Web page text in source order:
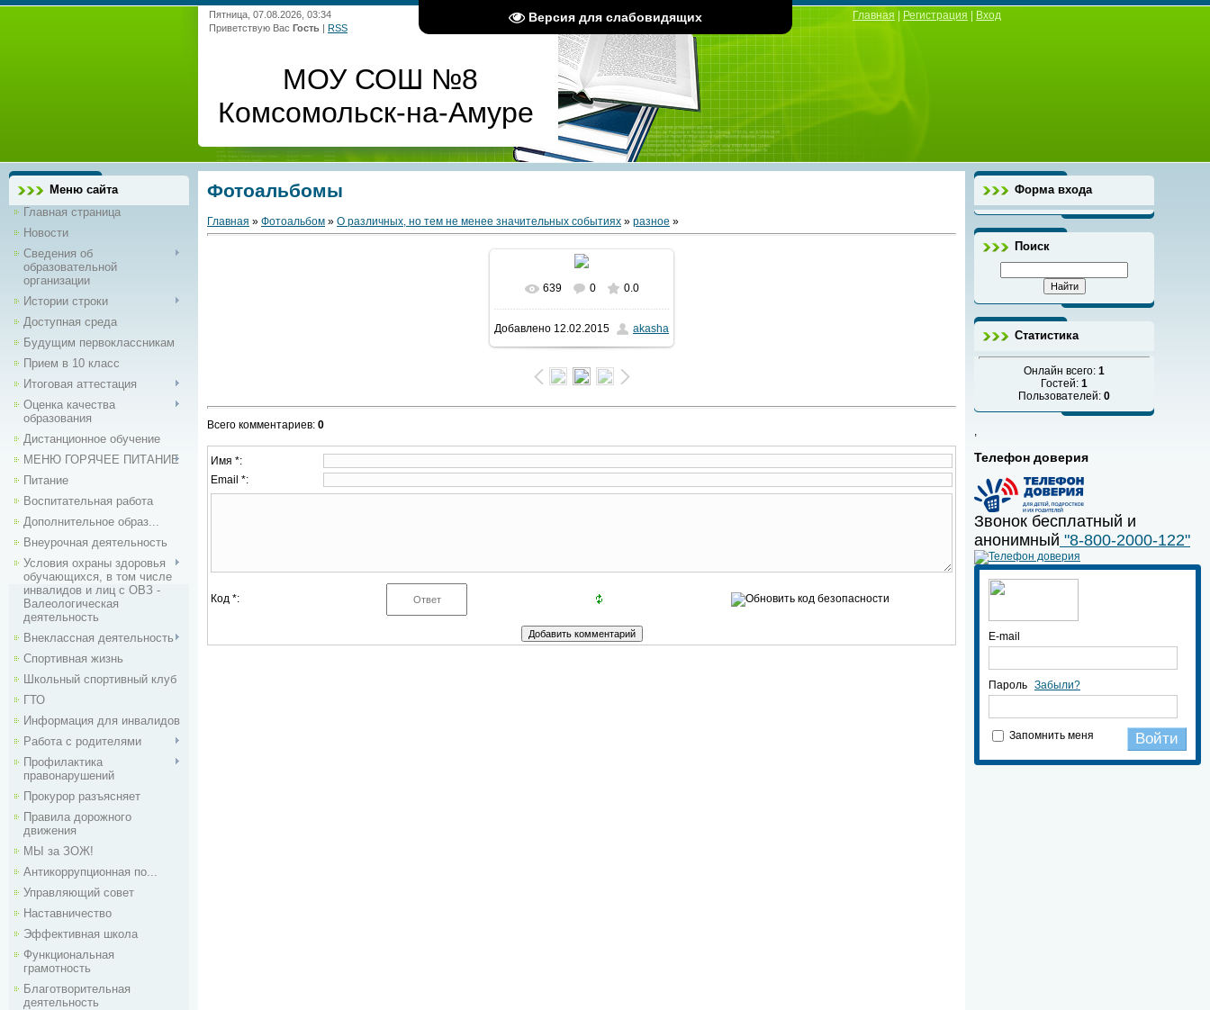
Версия для слабовидящих
Пятница, 07.08.2026, 03:34
Приветствую Вас Гость | RSS
МОУ СОШ №8
Комсомольск-на-Амуре
Главная Регистрация Вход
Меню сайта
Главная страница
Новости
Сведения об
образовательной
организации
Истории строки
Доступная среда
Будущим первоклассникам
Прием в 10 класс
Итоговая аттестация
Оценка качества
образования
Дистанционное обучение
МЕНЮ ГОРЯЧЕЕ ПИТАНИЕ
Питание
Воспитательная работа
Дополнительное образ...
Внеурочная деятельность
Условия охраны здоровья
обучающихся, в том числе
инвалидов и лиц с ОВЗ -
Валеологическая
деятельность
Внекласcная деятельность
Спортивная жизнь
Школьный спортивный клуб
ГТО
Информация для инвалидов
Работа с родителями
Профилактика
правонарушений
Прокурор разъясняет
Правила дорожного
движения
МЫ за ЗОЖ!
Антикоррупционная по...
Управляющий совет
Наставничество
Эффективная школа
Функциональная
грамотность
Благотворительная
деятельность
Фотоальбомы
Главная » Фотоальбом » О различных, но тем не менее значительных событиях » разное »
639 0 0.0
Добавлено 12.02.2015 akasha
Всего комментариев: 0
Имя *:
Email *:
Код *:
Форма входа
Поиск
Статистика
Онлайн всего: 1
Гостей: 1
Пользователей: 0
,
Телефон доверия
Звонок бесплатный и
анонимный "8-800-2000-122"
E-mail
Пароль Забыли?
Запомнить меня